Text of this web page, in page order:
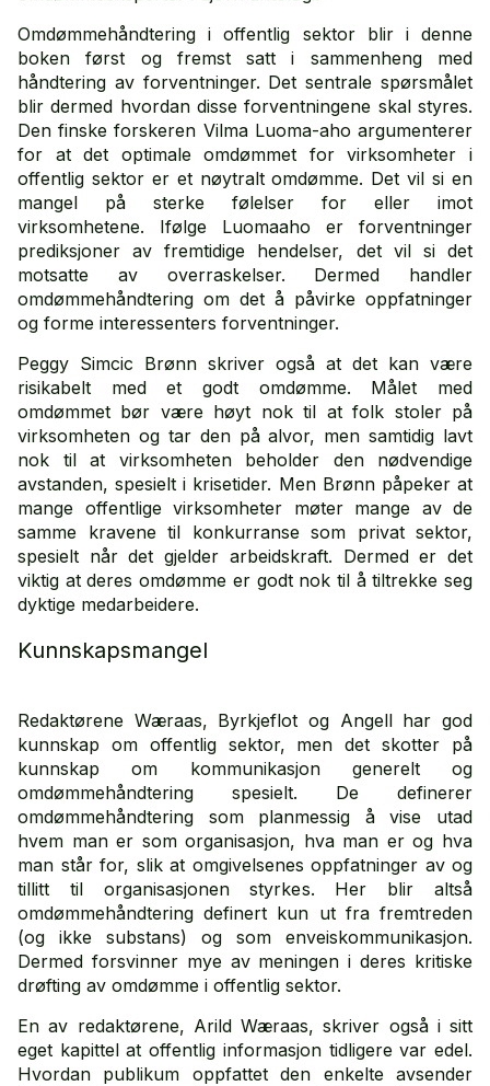
Omdømmehåndtering i offentlig sektor blir i denne
boken først og fremst satt i sammenheng med
håndtering av forventninger. Det sentrale spørsmålet
blir dermed hvordan disse forventningene skal styres.
Den finske forskeren Vilma Luoma-aho argumenterer
for at det optimale omdømmet for virksomheter i
offentlig sektor er et nøytralt omdømme. Det vil si en
mangel på sterke følelser for eller imot
virksomhetene. Ifølge Luomaaho er forventninger
prediksjoner av fremtidige hendelser, det vil si det
motsatte av overraskelser. Dermed handler
omdømmehåndtering om det å påvirke oppfatninger
og forme interessenters forventninger.
Peggy Simcic Brønn skriver også at det kan være
risikabelt med et godt omdømme. Målet med
omdømmet bør være høyt nok til at folk stoler på
virksomheten og tar den på alvor, men samtidig lavt
nok til at virksomheten beholder den nødvendige
avstanden, spesielt i krisetider. Men Brønn påpeker at
mange offentlige virksomheter møter mange av de
samme kravene til konkurranse som privat sektor,
spesielt når det gjelder arbeidskraft. Dermed er det
viktig at deres omdømme er godt nok til å tiltrekke seg
dyktige medarbeidere.
Kunnskapsmangel
Redaktørene Wæraas, Byrkjeflot og Angell har god
kunnskap om offentlig sektor, men det skotter på
kunnskap om kommunikasjon generelt og
omdømmehåndtering spesielt. De definerer
omdømmehåndtering som planmessig å vise utad
hvem man er som organisasjon, hva man er og hva
man står for, slik at omgivelsenes oppfatninger av og
tillitt til organisasjonen styrkes. Her blir altså
omdømmehåndtering definert kun ut fra fremtreden
(og ikke substans) og som enveiskommunikasjon.
Dermed forsvinner mye av meningen i deres kritiske
drøfting av omdømme i offentlig sektor.
En av redaktørene, Arild Wæraas, skriver også i sitt
eget kapittel at offentlig informasjon tidligere var edel.
Hvordan publikum oppfattet den enkelte avsender